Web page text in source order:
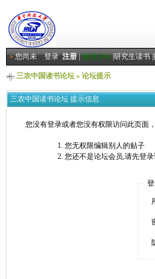
»您尚未登录 注册|返回主站|研究生读书|
三农中国读书论坛» 论坛提示
三农中国读书论坛 提示信息
您没有登录或者您没有权限访问此页面
您无权限编辑别人的贴子
您还不是论坛会员,请先登